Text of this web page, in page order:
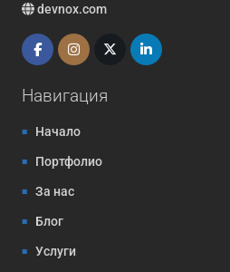
devnox.com
Навигация
Начало
Портфолио
За нас
Блог
Услуги